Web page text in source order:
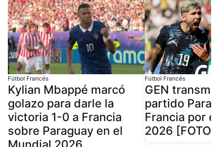
Fútbol Francés
Kylian Mbappé marcó
golazo para darle la
victoria 1-0 a Francia
sobre Paraguay en el
Fútbol Francés
GEN
partido
Francia por
2026